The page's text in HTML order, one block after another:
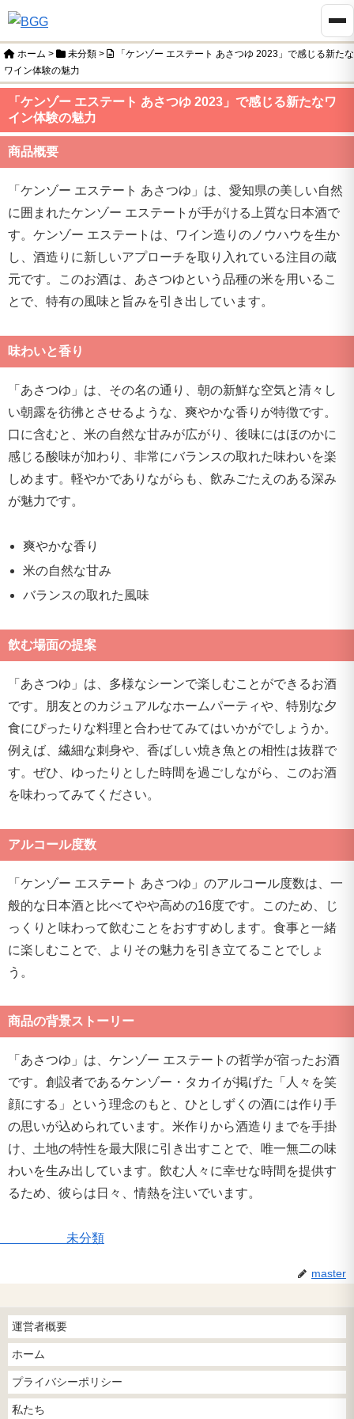
ホーム > 未分類 >
「ケンゾー エステート あさつゆ 2023」で感じる新たな
ワイン体験の魅力
「ケンゾー エステート あさつゆ 2023」で感じる新たなワ
イン体験の魅力
商品概要
「ケンゾー エステート あさつゆ」は、愛知県の美しい自然
に囲まれたケンゾー エステートが手がける上質な日本酒で
す。ケンゾー エステートは、ワイン造りのノウハウを生か
し、酒造りに新しいアプローチを取り入れている注目の蔵
元です。このお酒は、あさつゆという品種の米を用いるこ
とで、特有の風味と旨みを引き出しています。
味わいと香り
「あさつゆ」は、その名の通り、朝の新鮮な空気と清々し
い朝露を彷彿とさせるような、爽やかな香りが特徴です。
口に含むと、米の自然な甘みが広がり、後味にはほのかに
感じる酸味が加わり、非常にバランスの取れた味わいを楽
しめます。軽やかでありながらも、飲みごたえのある深み
が魅力です。
爽やかな香り
米の自然な甘み
バランスの取れた風味
飲む場面の提案
「あさつゆ」は、多様なシーンで楽しむことができるお酒
です。朋友とのカジュアルなホームパーティや、特別な夕
食にぴったりな料理と合わせてみてはいかがでしょうか。
例えば、繊細な刺身や、香ばしい焼き魚との相性は抜群で
す。ぜひ、ゆったりとした時間を過ごしながら、このお酒
を味わってみてください。
アルコール度数
「ケンゾー エステート あさつゆ」のアルコール度数は、一
般的な日本酒と比べてやや高めの16度です。このため、じ
っくりと味わって飲むことをおすすめします。食事と一緒
に楽しむことで、よりその魅力を引き立てることでしょ
う。
商品の背景ストーリー
「あさつゆ」は、ケンゾー エステートの哲学が宿ったお酒
です。創設者であるケンゾー・タカイが掲げた「人々を笑
顔にする」という理念のもと、ひとしずくの酒には作り手
の思いが込められています。米作りから酒造りまでを手掛
け、土地の特性を最大限に引き出すことで、唯一無二の味
わいを生み出しています。飲む人々に幸せな時間を提供す
るため、彼らは日々、情熱を注いでいます。
未分類
master
運営者概要
ホーム
プライバシーポリシー
私たち